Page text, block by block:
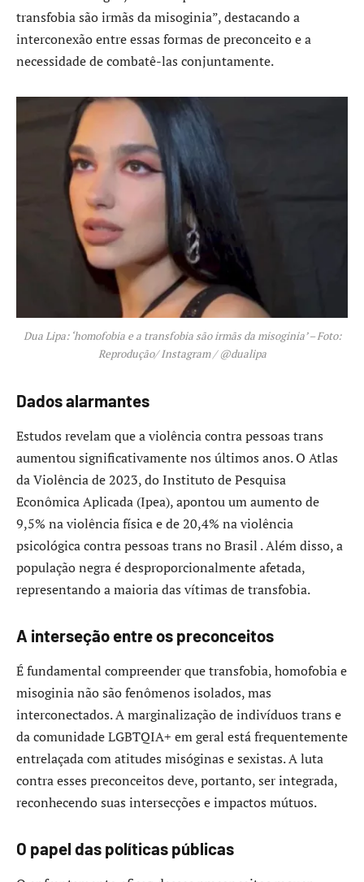
transfobia são irmãs da misoginia”, destacando a
interconexão entre essas formas de preconceito e a
necessidade de combatê-las conjuntamente.
Dua Lipa: ‘homofobia e a transfobia são irmãs da misoginia’ – Foto:
Reprodução/ Instagram / @dualipa
Dados alarmantes
Estudos revelam que a violência contra pessoas trans
aumentou significativamente nos últimos anos. O Atlas
da Violência de 2023, do Instituto de Pesquisa
Econômica Aplicada (Ipea), apontou um aumento de
9,5% na violência física e de 20,4% na violência
psicológica contra pessoas trans no Brasil . Além disso, a
população negra é desproporcionalmente afetada,
representando a maioria das vítimas de transfobia.
A interseção entre os preconceitos
É fundamental compreender que transfobia, homofobia e
misoginia não são fenômenos isolados, mas
interconectados. A marginalização de indivíduos trans e
da comunidade LGBTQIA+ em geral está frequentemente
entrelaçada com atitudes misóginas e sexistas. A luta
contra esses preconceitos deve, portanto, ser integrada,
reconhecendo suas intersecções e impactos mútuos.
O papel das políticas públicas